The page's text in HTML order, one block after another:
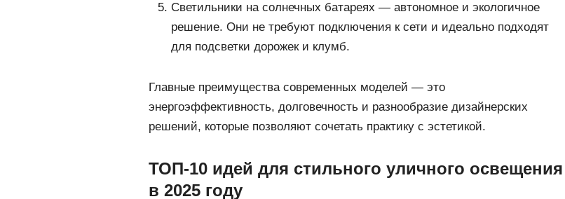
Светильники на солнечных батареях — автономное и экологичное
решение. Они не требуют подключения к сети и идеально подходят
для подсветки дорожек и клумб.
Главные преимущества современных моделей — это
энергоэффективность, долговечность и разнообразие дизайнерских
решений, которые позволяют сочетать практику с эстетикой.
ТОП-10 идей для стильного уличного освещения
в 2025 году